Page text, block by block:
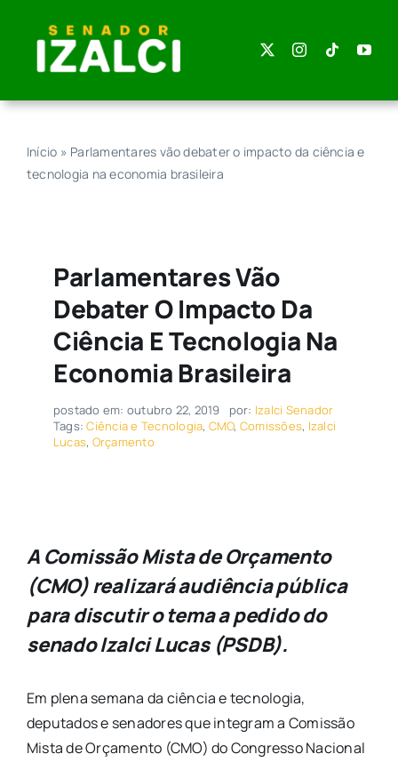
content
Início » Parlamentares vão debater o impacto da ciência e
tecnologia na economia brasileira
Parlamentares Vão
Debater O Impacto Da
Ciência E Tecnologia Na
Economia Brasileira
postado em: outubro 22, 2019 por: Izalci Senador
Tags:Ciência e Tecnologia, CMO, Comissões, Izalci
Lucas, Orçamento
A Comissão Mista de Orçamento
(CMO) realizará audiência pública
para discutir o tema a pedido do
senado Izalci Lucas (PSDB).
Em plena semana da ciência e tecnologia,
deputados e senadores que integram a Comissão
Mista de Orçamento (CMO) do Congresso Nacional